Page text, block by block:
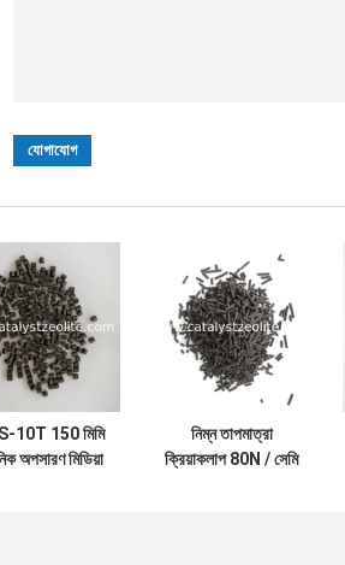
10T 150 মিমি
অপসারণ মিডিয়া
নিম্ন তাপমাত্রা
ক্রিয়াকলাপ 80N / সেমি